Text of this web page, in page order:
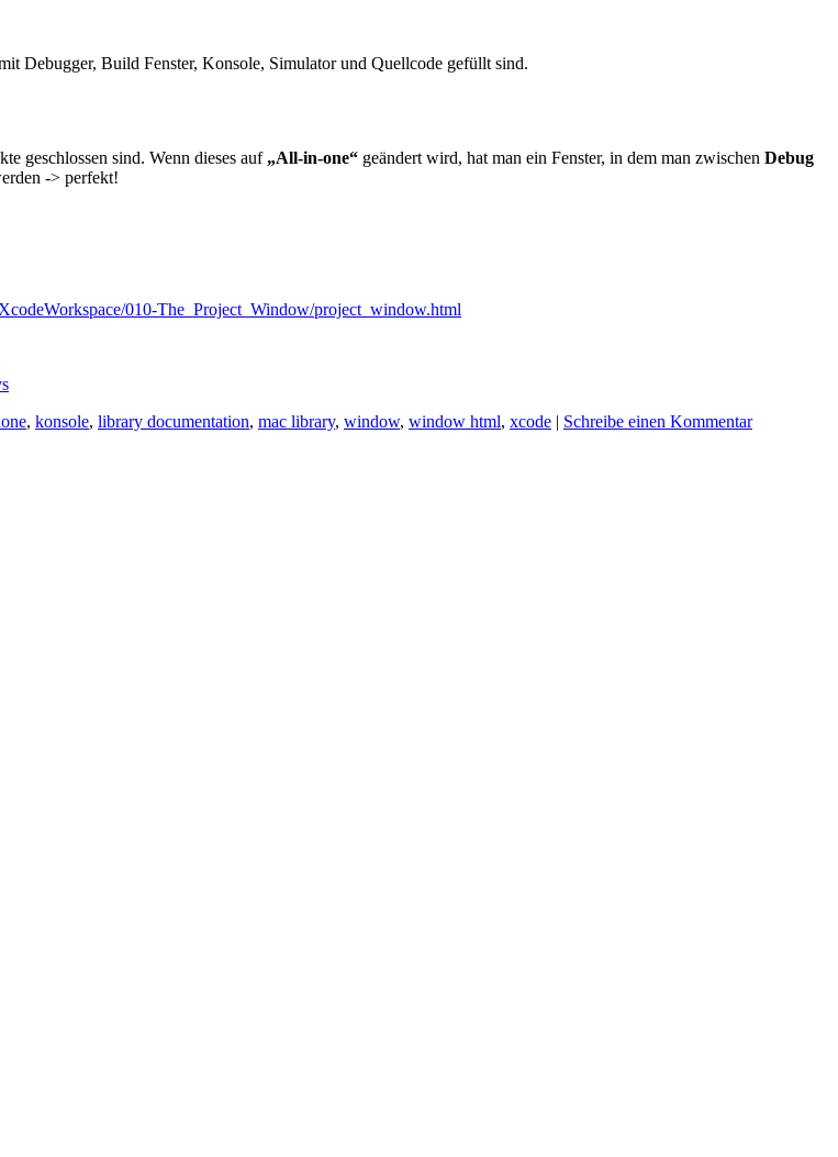
Debugger, Build Fenster, Konsole, Simulator und Quellcode gefüllt sind.
geschlossen sind. Wenn dieses auf „All-in-one“ geändert wird, hat man ein Fenster, in dem man zwischen Debug
-> perfekt!
010-The_Project_Window/project_window.html
, konsole, library documentation, mac library, window, window html, xcode | Schreibe einen Kommentar